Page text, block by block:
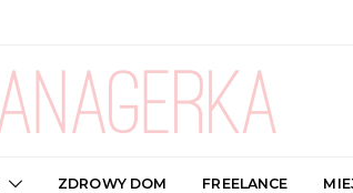
ZDROWY DOM FREELANCE